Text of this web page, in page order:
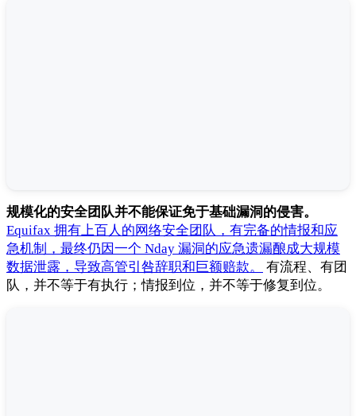
规模化的安全团队并不能保证免于基础漏洞的侵害。
Equifax 拥有上百人的网络安全团队，有完备的情报和应
急机制，最终仍因一个 Nday 漏洞的应急遗漏酿成大规模
数据泄露，导致高管引咎辞职和巨额赔款。
有流程、有团
队，并不等于有执行；情报到位，并不等于修复到位。